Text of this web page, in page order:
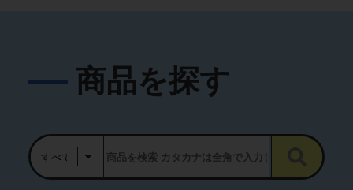
商品を探す